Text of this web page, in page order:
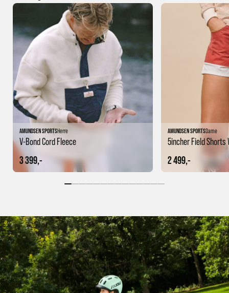
AMUNDSEN SPORTSHerre
V-Bond Cord Fleece
3 399,-
AMUNDSEN SPORTSDame
5incher Field Shorts
2 499,-